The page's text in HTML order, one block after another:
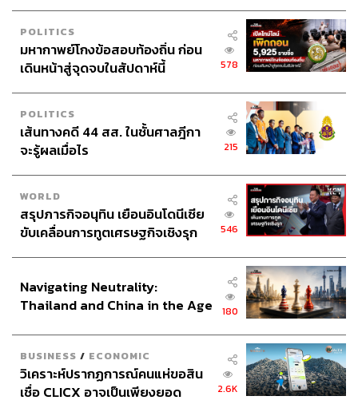
POLITICS
มหากาพย์โกงข้อสอบท้องถิ่น ก่อน
เดินหน้าสู่จุดจบในสัปดาห์นี้
578
POLITICS
เส้นทางคดี 44 สส. ในชั้นศาลฎีกา
จะรู้ผลเมื่อไร
215
WORLD
สรุปภารกิจอนุทิน เยือนอินโดนีเซีย
ขับเคลื่อนการทูตเศรษฐกิจเชิงรุก
546
Navigating Neutrality:
Thailand and China in the Age
180
BUSINESS / ECONOMIC
วิเคราะห์ปรากฏการณ์คนแห่ขอสิน
เชื่อ CLICX อาจเป็นเพียงยอด
2.6K